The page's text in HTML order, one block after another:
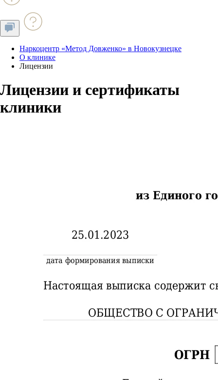
Наркоцентр «Метод Довженко» в Новокузнецке
О клинике
Лицензии
Лицензии и сертификаты
клиники